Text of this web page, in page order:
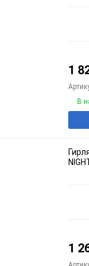
1
В
1